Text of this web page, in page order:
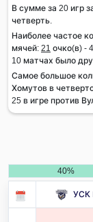
В сумме за 20 игр
четверть.
Наиболее частое
мячей: 21 очко(в) -
10 матчах было
Самое большое
Хомутов в
25 в игре против
40%
УСК